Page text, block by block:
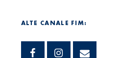
ALTE CANALE FIM: